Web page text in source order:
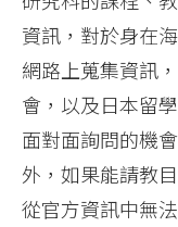
資訊，對於身在
網路上蒐集資訊
會，以及日本留
面對面詢問的機
外，如果能請教
從官方資訊中無